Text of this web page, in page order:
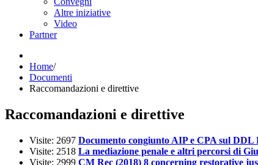
Altre iniziative
Video
Partner
Home/
Documenti
Raccomandazioni e direttive
Raccomandazioni e direttive
Visite: 2697 Documento congiunto AIP e CPA sul DDL
Visite: 2518 La mediazione penale e altri percorsi di
Visite: 2999 CM Rec (2018) 8 concerning restorative